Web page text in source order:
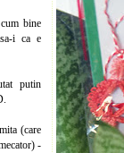
bine
i ca e
putin
(care
-